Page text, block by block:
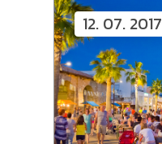
12. 07. 2017